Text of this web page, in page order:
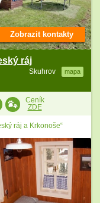
ráj
Skuhrov mapa
Zobrazit kontakty
Ceník
ZDE
ráj a Krkonoše“